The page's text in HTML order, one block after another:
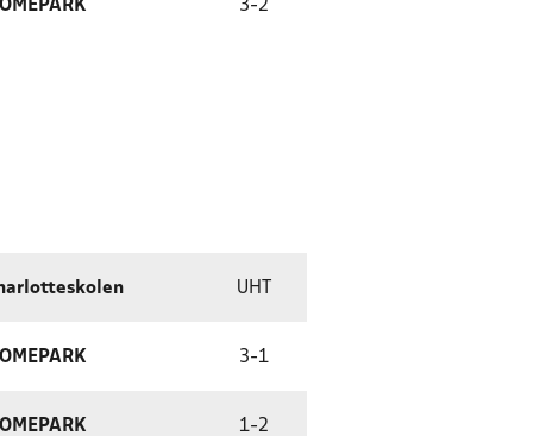
3-2
UHT
3-1
1-2